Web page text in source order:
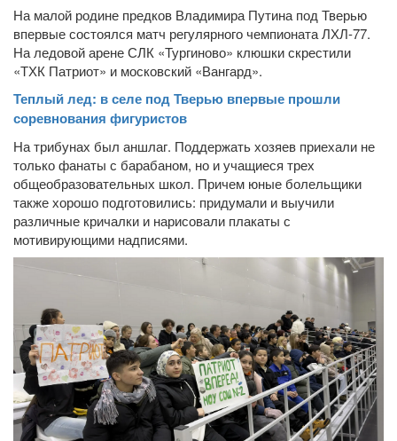
На малой родине предков Владимира Путина под Тверью
впервые состоялся матч регулярного чемпионата ЛХЛ-77.
На ледовой арене СЛК «Тургиново» клюшки скрестили
«ТХК Патриот» и московский «Вангард».
Теплый лед: в селе под Тверью впервые прошли
соревнования фигуристов
На трибунах был аншлаг. Поддержать хозяев приехали не
только фанаты с барабаном, но и учащиеся трех
общеобразовательных школ. Причем юные болельщики
также хорошо подготовились: придумали и выучили
различные кричалки и нарисовали плакаты с
мотивирующими надписями.